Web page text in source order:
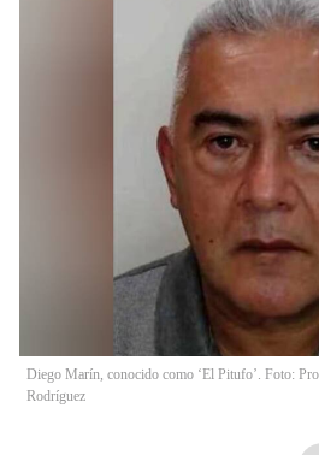
Diego Marín, conocido como ‘El Pitufo’. Foto:
Rodríguez